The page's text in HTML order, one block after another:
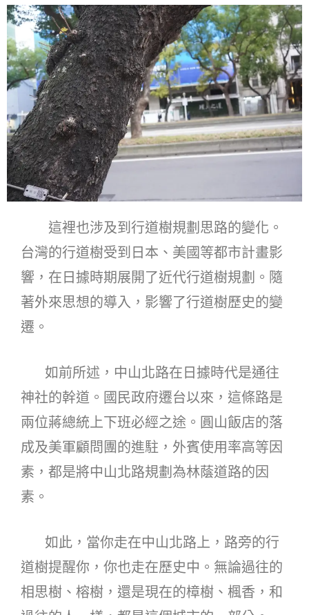
這裡也涉及到行道樹規劃思路的變化。
台灣的行道樹受到日本、美國等都市計畫影
響，在日據時期展開了近代行道樹規劃。隨
著外來思想的導入，影響了行道樹歷史的變
遷。
如前所述，中山北路在日據時代是通往
神社的幹道。國民政府遷台以來，這條路是
兩位蔣總統上下班必經之途。圓山飯店的落
成及美軍顧問團的進駐，外賓使用率高等因
素，都是將中山北路規劃為林蔭道路的因
素。
如此，當你走在中山北路上，路旁的行
道樹提醒你，你也走在歷史中。無論過往的
相思樹、榕樹，還是現在的樟樹、楓香，和